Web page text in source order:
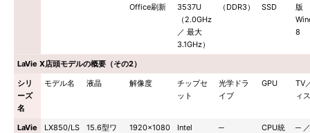
Office刷新
3537U
（2.0GHz
／ 最大
3.1GHz）
（DDR3）
SSD
版
8
LaVie X店頭モデルの概要（その2）
シリ
ーズ
名
モデル名 液晶 解像度
チップセ
ット
光学ドラ
イブ
GPU
TV
ィス
LaVie
LX850/LS
15.6型ワ
1920×1080
Intel
─
CPU統
─ ／